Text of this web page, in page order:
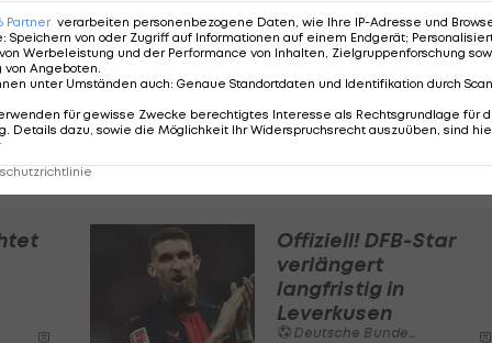
2028 will follow tomorrow
|@SkySportDE🇨🇿
(@Plettigoal)
Offiziell! DFB-Star
verlängert
langfristig in
Leverkusen
Deutsche Bundesliga
Partner verarbeiten personenbezogene Daten, wie Ihre IP-Adresse und
: Speichern von oder Zugriff auf Informationen auf einem Endgerät;
Werbeleistung und der Performance von Inhalten, Zielgruppenforschung
von Angeboten
unter Umständen auch: Genaue Standortdaten und Identifikation durch
für gewisse Zwecke berechtigtes Interesse als Rechtsgrundlage für
Details dazu, sowie die Möglichkeit Ihr Widerspruchsrecht auszuüben, sind